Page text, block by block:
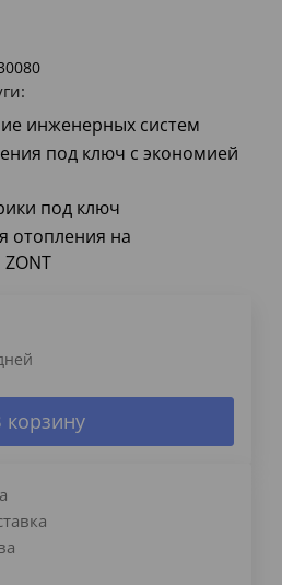
инженерных систем
под ключ с экономией
под ключ
отопления на
корзину